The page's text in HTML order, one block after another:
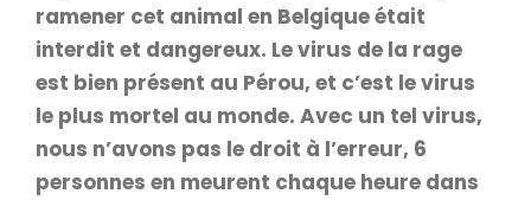
ramener cet animal en Belgique était
interdit et dangereux. Le virus de la rage
est bien présent au Pérou, et c’est le virus
le plus mortel au monde. Avec un tel virus,
nous n’avons pas le droit à l’erreur, 6
personnes en meurent chaque heure dans